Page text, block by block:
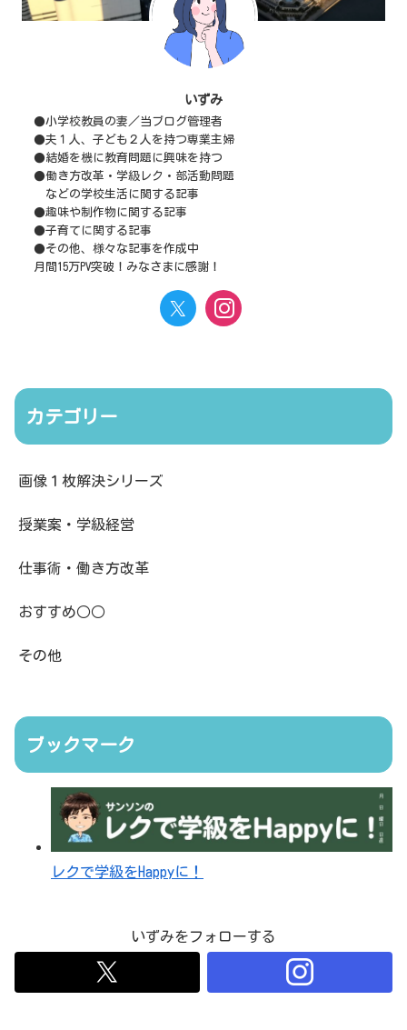
いずみ
●小学校教員の妻／当ブログ管理者
●夫１人、子ども２人を持つ専業主婦
●結婚を機に教育問題に興味を持つ
●働き方改革・学級レク・部活動問題
などの学校生活に関する記事
●趣味や制作物に関する記事
●子育てに関する記事
●その他、様々な記事を作成中
月間15万PV突破！みなさまに感謝！
カテゴリー
画像１枚解決シリーズ
授業案・学級経営
仕事術・働き方改革
おすすめ○○
その他
ブックマーク
レクで学級をHappyに！
いずみをフォローする